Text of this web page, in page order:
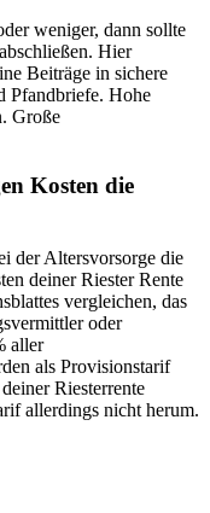
weniger, dann sollte
Hier
Beiträge in sichere
Pfandbriefe. Hohe
Große
Kosten die
der Altersvorsorge die
deiner Riester Rente
vergleichen, das
oder
aller
als Provisionstarif
Riesterrente
allerdings nicht herum.